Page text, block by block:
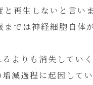
再生しないと言
では神経細胞自
よりも消失してい
減過程に起因して